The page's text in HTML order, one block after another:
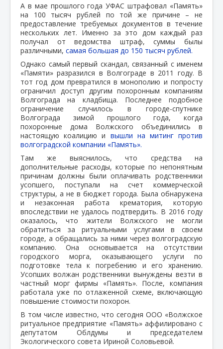
А в мае прошлого года УФАС штрафовал «Память»
на 100 тысяч рублей по той же причине – не
предоставление требуемых документов в течение
нескольких лет. Именно за это дом каждый раз
получал от ведомства штраф, суммы былы
различными, самая большая до 150 тысяч рублей.
Однако самый первый скандал, связанный с именем
«Памяти» разразился в Волгограде в 2011 году. В
тот год дом превратился в монополию и попросту
ограничил доступ другим похоронным компаниям
Волгограда на кладбища. Последнее подобное
ограничение случилось в городе-спутнике
Волгограда зимой прошлого года, когда
похоронные дома Волжского объединились в
настоящую коалицию и вышли на митинг против
волгоградской компании «Память».
Там же выяснилось, что средства на
дополнительные расходы, которые по непонятным
причинам должны были оплачивать родственники
усопшего, поступали на счет коммерческой
структуры, а не в бюджет города. Была обнаружена
и незаконная работа крематория, которую
впоследствии не удалось подтвердить. В 2016 году
оказалось, что жители Волжского не могли
обратиться за ритуальными услугами в своем
городе, а обращались за ними через волгоградскую
компанию. Она основывается на отсутствии
городского морга, оказывающего услуги по
подготовке тела к погребению и его хранению.
Усопших волжан родственники вынуждены везти в
частный морг фирмы «Память». После, компания
работала уже по отлаженной схеме, включающую
повышение стоимости похорон.
В том числе известно, что сегодня ООО «Волжское
ритуальное предприятие «Память» аффилировано с
депутатом Облдумы и председателем
Экологического совета Ириной Соловьевой.